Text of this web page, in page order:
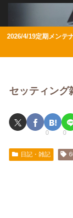
2026/4/19定期メンテ
セッティング
0 0
日記・雑記